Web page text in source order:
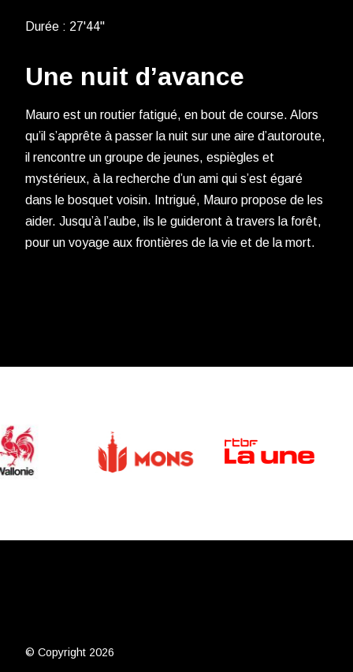
Durée : 27'44''
Une nuit d’avance
Mauro est un routier fatigué, en bout de course. Alors
qu’il s’apprête à passer la nuit sur une aire d’autoroute,
il rencontre un groupe de jeunes, espiègles et
mystérieux, à la recherche d’un ami qui s’est égaré
dans le bosquet voisin. Intrigué, Mauro propose de les
aider. Jusqu’à l’aube, ils le guideront à travers la forêt,
pour un voyage aux frontières de la vie et de la mort.
© Copyright 2026